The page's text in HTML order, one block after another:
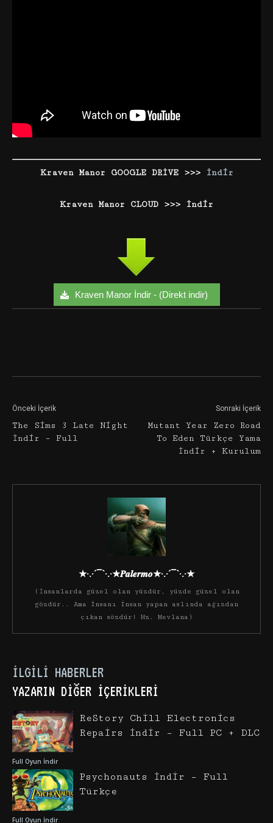
Kraven Manor GOOGLE DRİVE >>> İndir
Kraven Manor CLOUD >>> İndir
Kraven Manor İndir - (Direkt indir)
Önceki İçerik
The Sims 3 Late Night
İndir – Full
Sonraki İçerik
Mutant Year Zero Road
To Eden Türkçe Yama
İndir + Kurulum
★·.·´¯`·.·★𝑷𝒂𝒍𝒆𝒓𝒎𝒐★·.·´¯`·.·★
(İnsanlarda güzel olan yüzdür, yüzde güzel olan
gözdür.. Ama insanı insan yapan aslında ağızdan
çıkan sözdür! Hz. Mevlana)
İLGILI HABERLER
YAZARIN DIĞER İÇERIKLERI
Full Oyun İndir
ReStory Chill Electronics
Repairs İndir – Full PC + DLC
Full Oyun İndir
Psychonauts İndir – Full
Türkçe